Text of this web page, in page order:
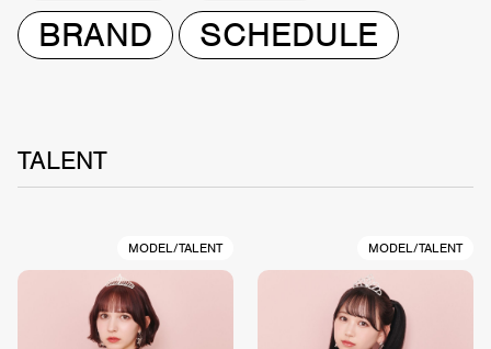
BRAND
SCHEDULE
TALENT
MODEL/TALENT MODEL/TALENT